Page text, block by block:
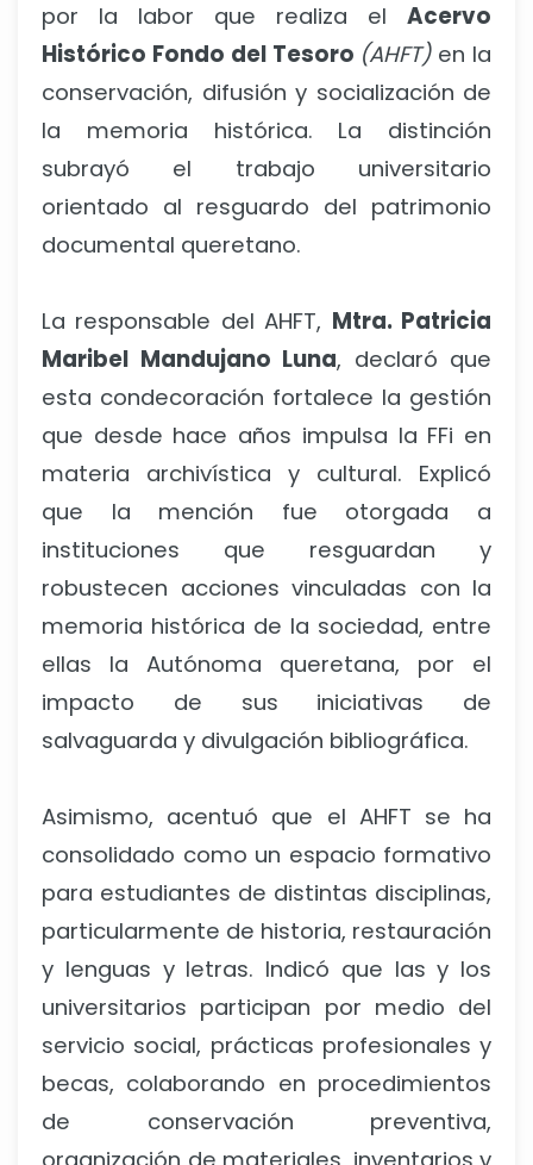
por la labor que realiza el Acervo
Histórico Fondo del Tesoro (AHFT)en la
conservación, difusión y socialización de
la memoria histórica. La distinción
subrayó el trabajo universitario
orientado al resguardo del patrimonio
documental queretano.
La responsable del AHFT, Mtra. Patricia
Maribel Mandujano Luna, declaró que
esta condecoración fortalece la gestión
que desde hace años impulsa la FFi en
materia archivística y cultural. Explicó
que la mención fue otorgada a
instituciones que resguardan y
robustecen acciones vinculadas con la
memoria histórica de la sociedad, entre
ellas la Autónoma queretana, por el
impacto de sus iniciativas de
salvaguarda y divulgación bibliográfica.
Asimismo, acentuó que el AHFT se ha
consolidado como un espacio formativo
para estudiantes de distintas disciplinas,
particularmente de historia, restauración
y lenguas y letras. Indicó que las y los
universitarios participan por medio del
servicio social, prácticas profesionales y
becas, colaborando en procedimientos
de conservación preventiva,